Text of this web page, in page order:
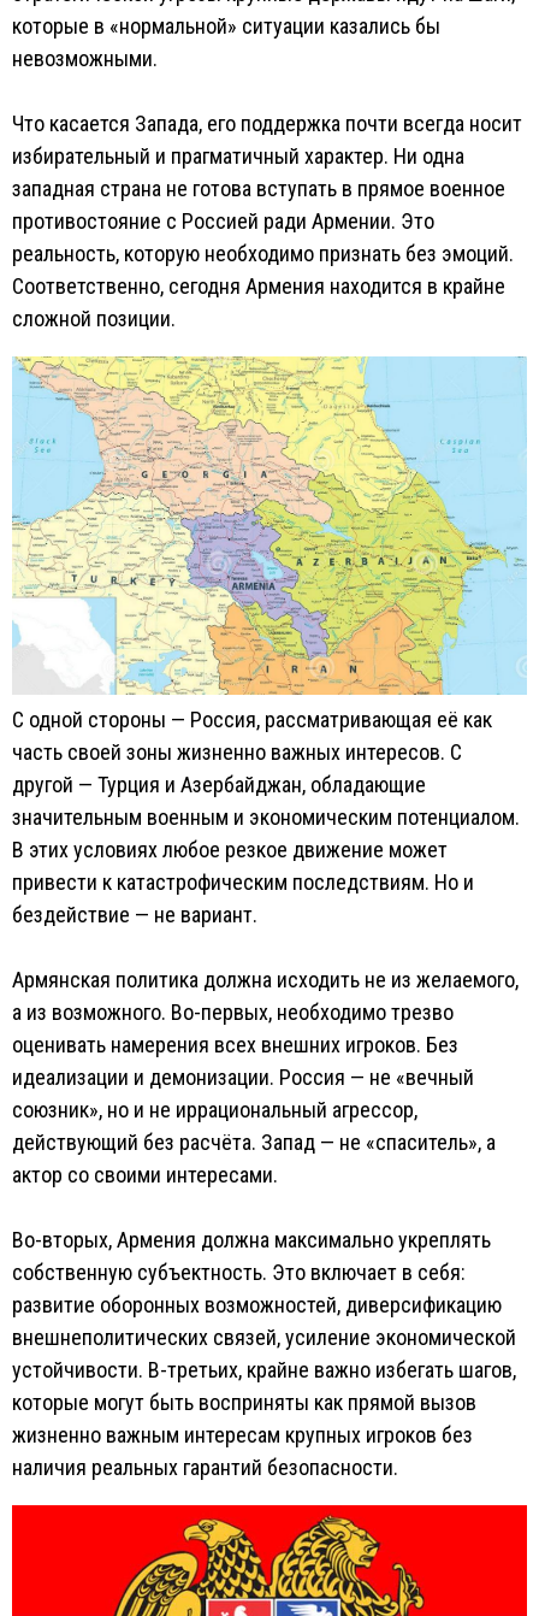
которые в «нормальной» ситуации казались бы
невозможными.
Что касается Запада, его поддержка почти всегда носит
избирательный и прагматичный характер. Ни одна
западная страна не готова вступать в прямое военное
противостояние с Россией ради Армении. Это
реальность, которую необходимо признать без эмоций.
Соответственно, сегодня Армения находится в крайне
сложной позиции.
С одной стороны — Россия, рассматривающая её как
часть своей зоны жизненно важных интересов. С
другой — Турция и Азербайджан, обладающие
значительным военным и экономическим потенциалом.
В этих условиях любое резкое движение может
привести к катастрофическим последствиям. Но и
бездействие — не вариант.
Армянская политика должна исходить не из желаемого,
а из возможного. Во-первых, необходимо трезво
оценивать намерения всех внешних игроков. Без
идеализации и демонизации. Россия — не «вечный
союзник», но и не иррациональный агрессор,
действующий без расчёта. Запад — не «спаситель», а
актор со своими интересами.
Во-вторых, Армения должна максимально укреплять
собственную субъектность. Это включает в себя:
развитие оборонных возможностей, диверсификацию
внешнеполитических связей, усиление экономической
устойчивости. В-третьих, крайне важно избегать шагов,
которые могут быть восприняты как прямой вызов
жизненно важным интересам крупных игроков без
наличия реальных гарантий безопасности.